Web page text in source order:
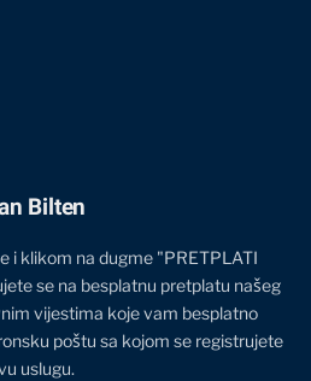
Bilten
i klikom na dugme "PRETPLATI
se na besplatnu pretplatu našeg
vijestima koje vam besplatno
poštu sa kojom se registrujete
uslugu.